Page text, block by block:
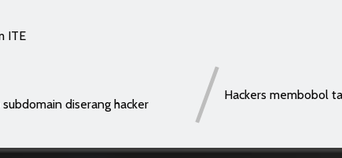
ITE
diserang hacker
Hackers membobol